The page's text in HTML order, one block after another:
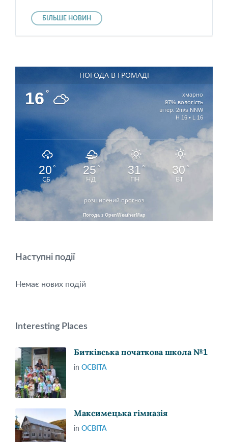
БІЛЬШЕ НОВИН
ПОГОДА В ГРОМАДІ
16 °
хмарно
97% вологість
вітер: 2m/s NNW
H 16 • L 16
20 °
СБ
25°
НД
31 °
ПН
30 °
ВТ
розширений прогноз
Погода з OpenWeatherMap
Наступні події
Немає нових подій
Interesting Places
Битківська початкова школа №1
in ОСВІТА
Максимецька гімназія
in ОСВІТА